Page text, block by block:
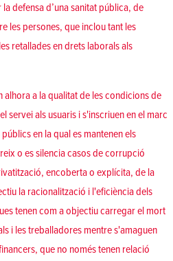
defensa d’una sanitat pública, de
les persones, que inclou tant les
retallades en drets laborals als
alhora a la qualitat de les condicions de
servei als usuaris i s'inscriuen en el marc
en la qual es mantenen els
o es silencia casos de corrupció
encoberta o explícita, de la
la racionalització i l'eficiència dels
tenen com a objectiu carregar el mort
i les treballadores mentre s'amaguen
que no només tenen relació